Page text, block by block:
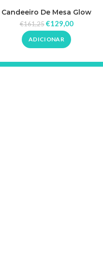
Candeeiro De Mesa Glow
Arche II
€161,25 €129,00
ADICIONAR